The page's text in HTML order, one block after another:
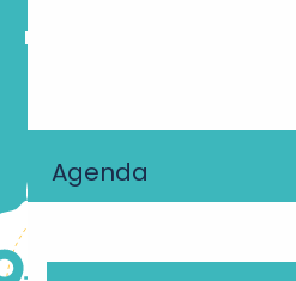
Agenda
Im Flugzeug